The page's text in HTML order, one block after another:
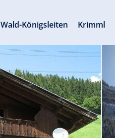
Wald-Königsleiten Krimml